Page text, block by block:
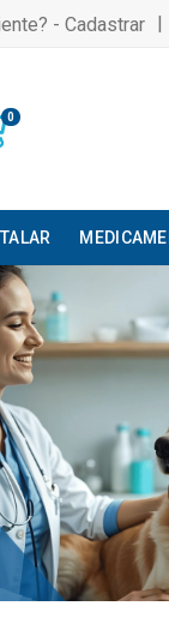
- Cadastrar |
0